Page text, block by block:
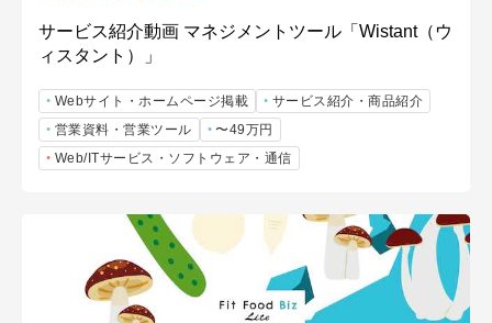
サービス紹介動画 マネジメントツール「Wistant（ウ
ィスタント）」
Webサイト・ホームページ掲載
サービス紹介・商品紹介
営業資料・営業ツール
〜49万円
Web/ITサービス・ソフトウェア・通信